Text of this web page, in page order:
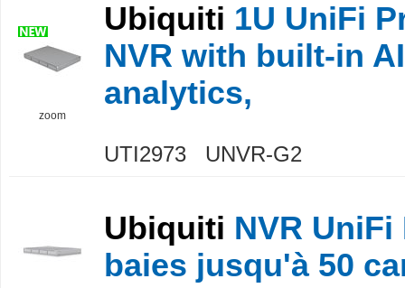
zoom
Ubiquiti 1U UniFi
NVR with built-in
analytics,
UTI2973 UNVR-G2
Ubiquiti NVR
baies jusqu'à 50